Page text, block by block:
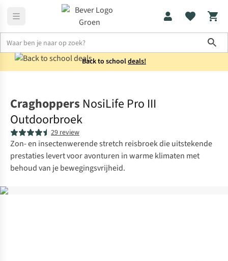
Back to schooldeals!
Craghoppers NosiLife Pro III
Outdoorbroek
29 review
Zon- en insectenwerende stretch reisbroek die uitstekende
prestaties levert voor avonturen in warme klimaten met
behoud van je bewegingsvrijheid.